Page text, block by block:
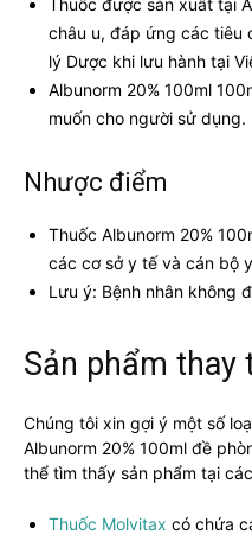
Thuốc được sản xuất tại
châu u, đáp ứng các tiêu
lý Dược khi lưu hành tại
Albunorm 20% 100ml
muốn cho người sử dụng.
Nhược điểm
Thuốc Albunorm 20%
các cơ sở y tế và cán bộ
Lưu ý: Bệnh nhân không
Sản phẩm thay
Chúng tôi xin gợi ý một số
Albunorm 20% 100ml đề
thể tìm thấy sản phẩm tại
Thuốc Molvitax có chứa